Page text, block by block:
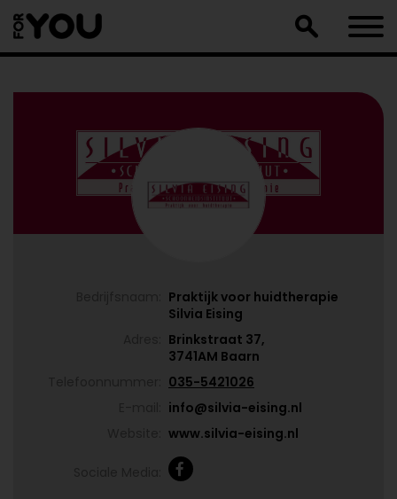
naar
artikel
Praktijk voor huidtherapie
Silvia Eising
Brinkstraat 37,
3741AM Baarn
035-5421026
info@silvia-eising.nl
www.silvia-eising.nl